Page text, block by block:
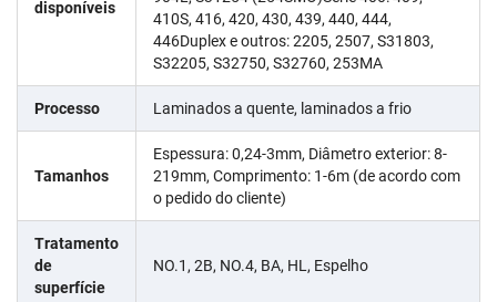
disponíveis
410S, 416, 420, 430, 439, 440, 444,
446Duplex e outros: 2205, 2507, S31803,
S32205, S32750, S32760, 253MA
Processo Laminados a quente, laminados a frio
Tamanhos
Espessura: 0,24-3mm, Diâmetro exterior: 8-
219mm, Comprimento: 1-6m (de acordo com
o pedido do cliente)
Tratamento
de
superfície
NO.1, 2B, NO.4, BA, HL, Espelho